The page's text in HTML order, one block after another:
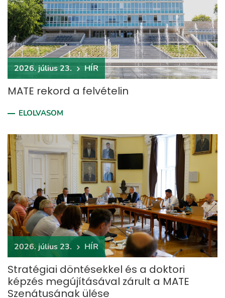
2026. július 23. HÍR
MATE rekord a felvételin
ELOLVASOM
2026. július 23. HÍR
Stratégiai döntésekkel és a doktori
képzés megújításával zárult a MATE
Szenátusának ülése